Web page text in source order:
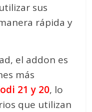
sus
rápida y
el addon es
más
21 y 20, lo
que utilizan